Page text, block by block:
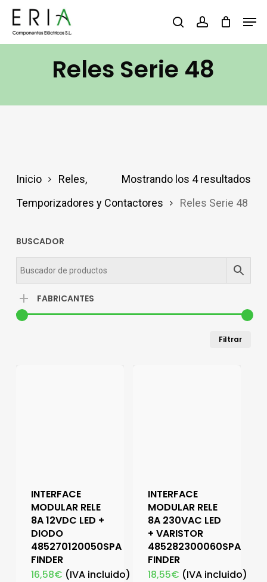
Saltar
contenido
buscaraccount
Reles Serie 48
Mostrando los 4 resultados
Inicio
Reles,
Temporizadores y Contactores
Reles Serie 48
BUSCADOR
FABRICANTES
Filtrar
INTERFACE
MODULAR RELE
8A 12VDC LED +
DIODO
485270120050SPA
FINDER
16,58€ (IVA incluido)
INTERFACE
MODULAR RELE
8A 230VAC LED
+ VARISTOR
485282300060SPA
FINDER
18,55€ (IVA incluido)